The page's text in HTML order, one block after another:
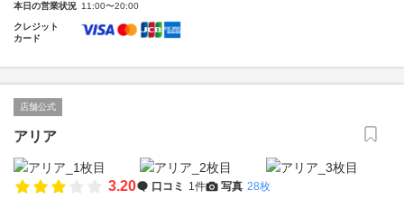
本日の営業状況 11:00〜20:00
クレジット
カード
店舗公式
アリア
3.20 口コミ 1件 写真 28枚